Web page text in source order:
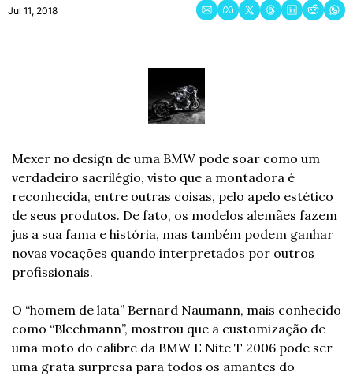
Jul 11, 2018
Mexer no design de uma BMW pode soar como um
verdadeiro sacrilégio, visto que a montadora é
reconhecida, entre outras coisas, pelo apelo estético
de seus produtos. De fato, os modelos alemães fazem
jus a sua fama e história, mas também podem ganhar
novas vocações quando interpretados por outros
profissionais.
O “homem de lata” Bernard Naumann, mais conhecido
como “Blechmann”, mostrou que a customização de
uma moto do calibre da BMW E Nite T 2006 pode ser
uma grata surpresa para todos os amantes do